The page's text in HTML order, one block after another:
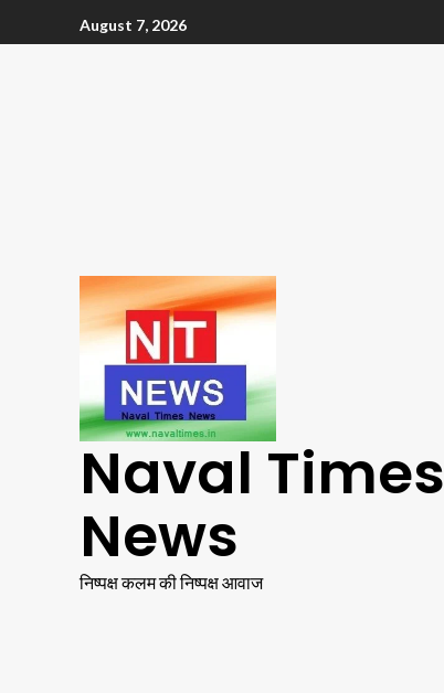
August 7, 2026
Naval Times
News
निष्पक्ष कलम की निष्पक्ष आवाज